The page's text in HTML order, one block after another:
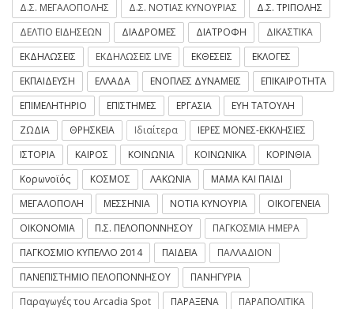
Δ.Σ. ΜΕΓΑΛΟΠΟΛΗΣ
Δ.Σ. ΝΟΤΙΑΣ ΚΥΝΟΥΡΙΑΣ
Δ.Σ. ΤΡΙΠΟΛΗΣ
ΔΕΛΤΙΟ ΕΙΔΗΣΕΩΝ
ΔΙΑΔΡΟΜΕΣ ΔΙΑΤΡΟΦΗ
ΔΙΚΑΣΤΙΚΑ
ΕΚΔΗΛΩΣΕΙΣ
ΕΚΔΗΛΩΣΕΙΣ LIVE ΕΚΘΕΣΕΙΣ
ΕΚΛΟΓΕΣ
ΕΚΠΑΙΔΕΥΣΗ
ΕΛΛΑΔΑ ΕΝΟΠΛΕΣ ΔΥΝΑΜΕΙΣ
ΕΠΙΚΑΙΡΟΤΗΤΑ
ΕΠΙΜΕΛΗΤΗΡΙΟ
ΕΠΙΣΤΗΜΕΣ ΕΡΓΑΣΙΑ
ΕΥΗ ΤΑΤΟΥΛΗ
ΖΩΔΙΑ
ΘΡΗΣΚΕΙΑ Ιδιαίτερα
ΙΕΡΕΣ ΜΟΝΕΣ-ΕΚΚΛΗΣΙΕΣ
ΙΣΤΟΡΙΑ
ΚΑΙΡΟΣ ΚΟΙΝΩΝΙΑ ΚΟΙΝΩΝΙΚΑ
ΚΟΡΙΝΘΙΑ
Κορωνοϊός
ΚΟΣΜΟΣ ΛΑΚΩΝΙΑ
ΜΑΜΑ ΚΑΙ ΠΑΙΔΙ
ΜΕΓΑΛΟΠΟΛΗ
ΜΕΣΣΗΝΙΑ ΝΟΤΙΑ ΚΥΝΟΥΡΙΑ
ΟΙΚΟΓΕΝΕΙΑ
ΟΙΚΟΝΟΜΙΑ
Π.Σ. ΠΕΛΟΠΟΝΝΗΣΟΥ
ΠΑΓΚΟΣΜΙΑ ΗΜΕΡΑ
ΠΑΓΚΟΣΜΙΟ ΚΥΠΕΛΛΟ 2014
ΠΑΙΔΕΙΑ
ΠΑΛΛΑΔΙΟΝ
ΠΑΝΕΠΙΣΤΗΜΙΟ ΠΕΛΟΠΟΝΝΗΣΟΥ
ΠΑΝΗΓΥΡΙΑ
Παραγωγές του Arcadia Spot
ΠΑΡΑΞΕΝΑ
ΠΑΡΑΠΟΛΙΤΙΚΑ